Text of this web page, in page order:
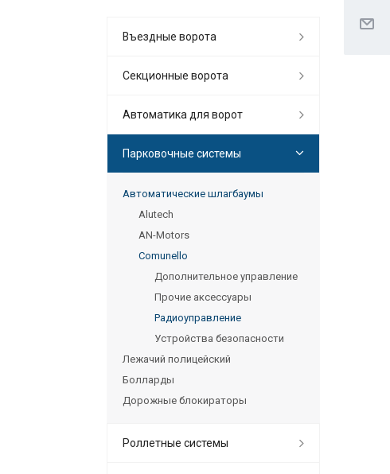
Въездные ворота
Секционные ворота
Автоматика для ворот
Парковочные системы
Автоматические шлагбаумы
Alutech
AN-Motors
Comunello
Дополнительное управление
Прочие аксессуары
Радиоуправление
Устройства безопасности
Лежачий полицейский
Болларды
Дорожные блокираторы
Роллетные системы